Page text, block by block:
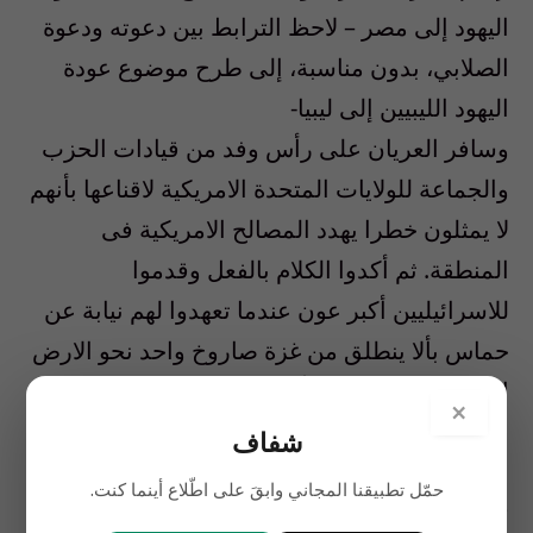
اليهود إلى مصر – لاحظ الترابط بين دعوته ودعوة
الصلابي، بدون مناسبة، إلى طرح موضوع عودة
اليهود الليبيين إلى ليبيا-
وسافر العريان على رأس وفد من قيادات الحزب
والجماعة للولايات المتحدة الامريكية لاقناعها بأنهم
لا يمثلون خطرا يهدد المصالح الامريكية فى
المنطقة. ثم أكدوا الكلام بالفعل وقدموا
للاسرائيليين أكبر عون عندما تعهدوا لهم نيابة عن
حماس بألا ينطلق من غزة صاروخ واحد نحو الارض
الاسرائيلية وهو تعهد أثبت فعاليته إلى اليوم.
فى رعاية حفلات فنية وغنائية لتشجيع السياحة
×
شفاف
حمّل تطبيقنا المجاني وابقَ على اطّلاع أينما كنت.